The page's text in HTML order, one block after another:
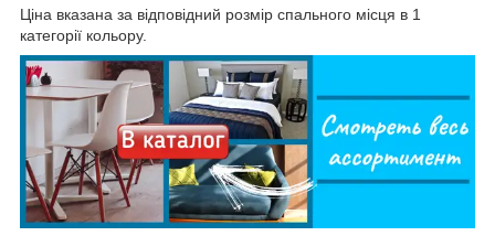
Ціна вказана за відповідний розмір спального місця в 1
категорії кольору.